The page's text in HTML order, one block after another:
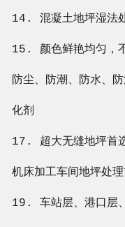
14. 混凝土地坪湿法
15. 颜色鲜艳均匀，
防尘、防潮、防水、
化剂
17. 超大无缝地坪首
机床加工车间地坪处
19. 车站层、港口层